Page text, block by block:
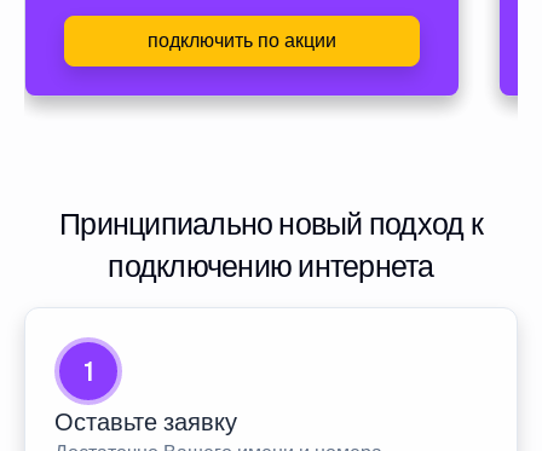
подключить по акции
Принципиально новый подход к
подключению интернета
1
Оставьте заявку